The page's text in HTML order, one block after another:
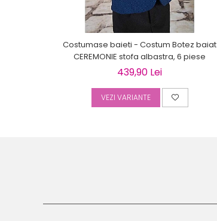
Costumase baieti - Costum Botez baiat
CEREMONIE stofa albastra, 6 piese
439,90 Lei
VEZI VARIANTE